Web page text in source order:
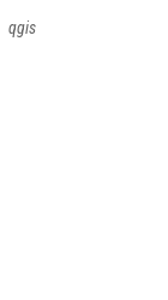
qgis